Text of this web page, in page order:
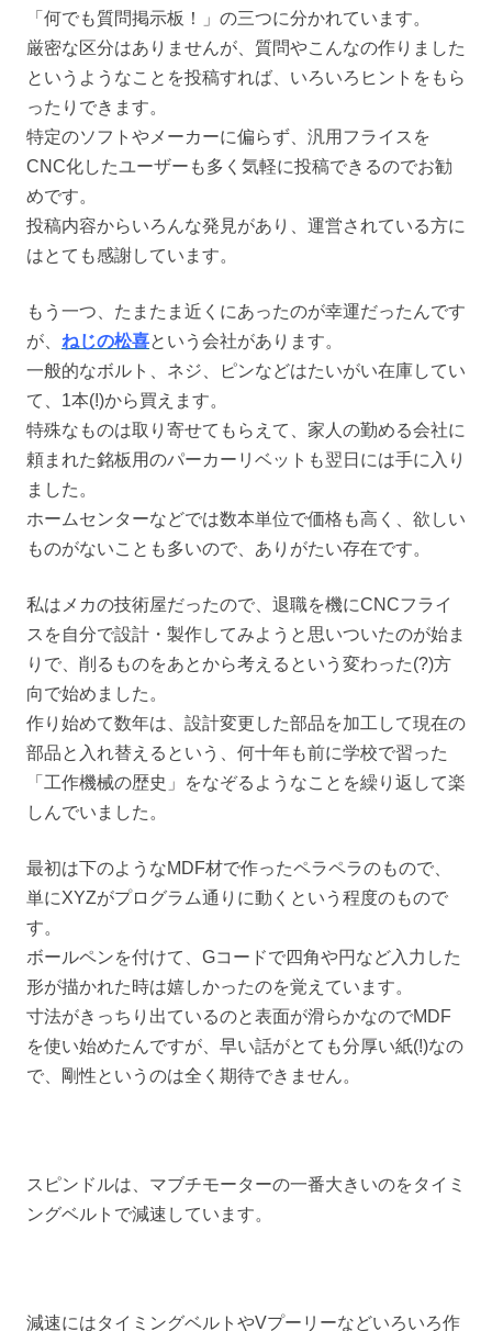
「何でも質問掲示板！」の三つに分かれています。
厳密な区分はありませんが、質問やこんなの作りました
というようなことを投稿すれば、いろいろヒントをもら
ったりできます。
特定のソフトやメーカーに偏らず、汎用フライスを
CNC化したユーザーも多く気軽に投稿できるのでお勧
めです。
投稿内容からいろんな発見があり、運営されている方に
はとても感謝しています。
もう一つ、たまたま近くにあったのが幸運だったんです
が、 ねじの松喜という会社があります。
一般的なボルト、ネジ、ピンなどはたいがい在庫してい
て、1本(!)から買えます。
特殊なものは取り寄せてもらえて、家人の勤める会社に
頼まれた銘板用のパーカーリベットも翌日には手に入り
ました。
ホームセンターなどでは数本単位で価格も高く、欲しい
ものがないことも多いので、ありがたい存在です。
私はメカの技術屋だったので、退職を機にCNCフライ
スを自分で設計・製作してみようと思いついたのが始ま
りで、削るものをあとから考えるという変わった(?)方
向で始めました。
作り始めて数年は、設計変更した部品を加工して現在の
部品と入れ替えるという、何十年も前に学校で習った
「工作機械の歴史」をなぞるようなことを繰り返して楽
しんでいました。
最初は下のようなMDF材で作ったペラペラのもので、
単にXYZがプログラム通りに動くという程度のもので
す。
ボールペンを付けて、Gコードで四角や円など入力した
形が描かれた時は嬉しかったのを覚えています。
寸法がきっちり出ているのと表面が滑らかなのでMDF
を使い始めたんですが、早い話がとても分厚い紙(!)なの
で、剛性というのは全く期待できません。
スピンドルは、マブチモーターの一番大きいのをタイミ
ングベルトで減速しています。
減速にはタイミングベルトやVプーリーなどいろいろ作